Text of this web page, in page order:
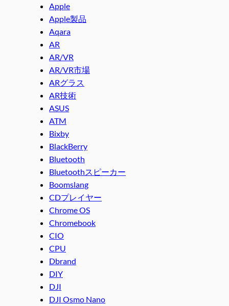
Apple
Apple製品
Aqara
AR
AR/VR
AR/VR市場
ARグラス
AR技術
ASUS
ATM
Bixby
BlackBerry
Bluetooth
Bluetoothスピーカー
Boomslang
CDプレイヤー
Chrome OS
Chromebook
CIO
CPU
Dbrand
DIY
DJI
DJI Osmo Nano